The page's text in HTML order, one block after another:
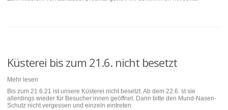
Küsterei bis zum 21.6. nicht besetzt
Mehr lesen
Bis zum 21.6.21 ist unsere Küsterei nicht besetzt. Ab dem 22.6. st sie
allerdings wieder für Besucher:innen geöffnet. Dann bitte den Mund-Nasen-
Schutz nicht vergessen und einzeln eintreten.